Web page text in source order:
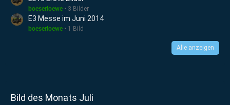
boeserloewe 3 Bilder
E3 Messe im Juni 2014
boeserloewe 1 Bild
Alle anzeigen
Bild des Monats Juli